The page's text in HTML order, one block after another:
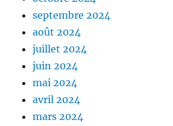
septembre 2024
août 2024
juillet 2024
juin 2024
mai 2024
avril 2024
mars 2024